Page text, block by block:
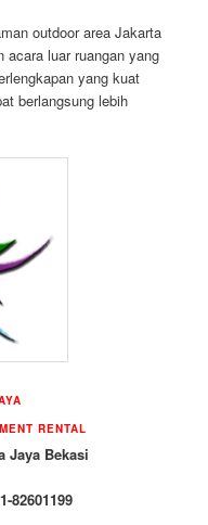
outdoor area Jakarta
acara luar ruangan yang
yang kuat
berlangsung lebih
RENTAL
Jaya Bekasi
82601199